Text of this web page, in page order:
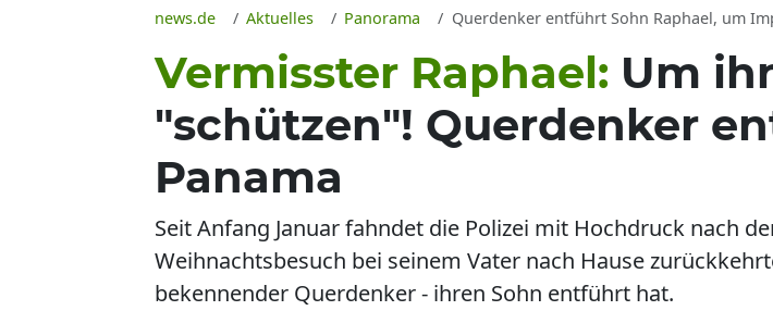
news.de Aktuelles Panorama Querdenker entführt Sohn Raphael, um Impfung
Vermisster Raphael: Um
"schützen"! Querdenker
Panama
Seit Anfang Januar fahndet die Polizei mit Hochdruck nach
Weihnachtsbesuch bei seinem Vater nach Hause
bekennender Querdenker - ihren Sohn entführt hat.